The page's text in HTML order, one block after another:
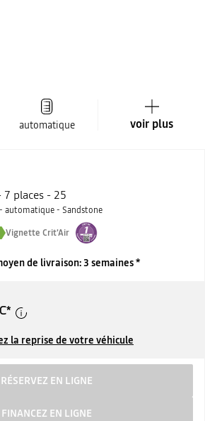
automatique voir plus
places - 25
automatique - Sandstone
Vignette Crit'Air
de livraison: 3 semaines *
*
la reprise de votre véhicule
RÉSERVEZ EN LIGNE
FINANCEZ EN LIGNE